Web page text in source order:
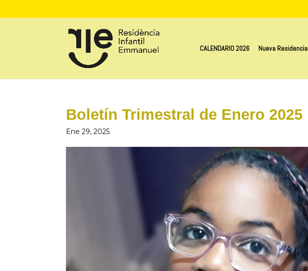
CALENDARIO 2026 Nueva Residencia
Boletín Trimestral de Enero 2025
Ene 29, 2025